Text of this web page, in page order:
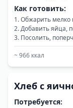
Как готовить:
Обжарить мелко
Добавить яйца,
Посолить,
~966 ккал
Хлеб с
Потребуется: